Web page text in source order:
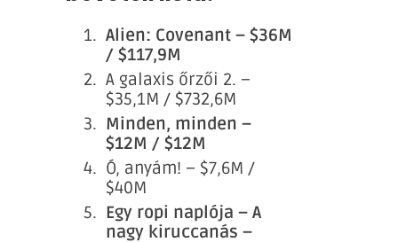
Alien: Covenant – $36M
/ $117,9M
A galaxis őrzői 2. –
$35,1M / $732,6M
Minden, minden –
$12M / $12M
Ó, anyám! – $7,6M /
$40M
Egy ropi naplója – A
nagy kiruccanás –